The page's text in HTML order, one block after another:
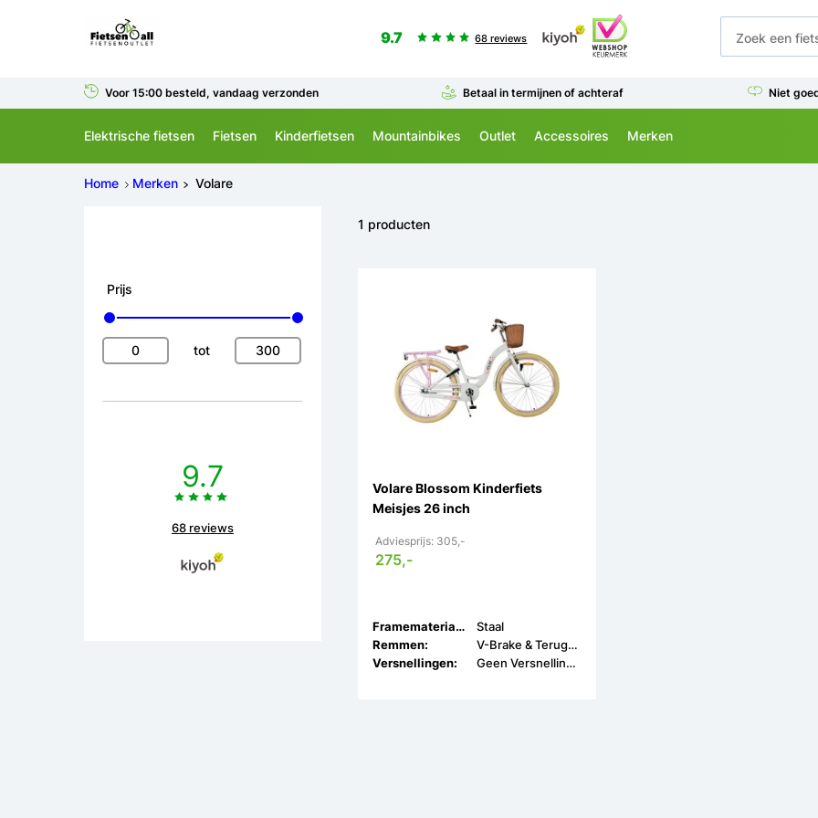
9.7 68 reviews
Voor 15:00 besteld, vandaag verzonden Betaal in termijnen of achteraf Niet
Elektrische fietsen Fietsen Kinderfietsen Mountainbikes Outlet Accessoires Merken
Home Merken Volare
Prijs
tot
9.7
68 reviews
1 producten
Volare Blossom Kinderfiets
Meisjes 26 inch
Adviesprijs: 305,-
275,-
Framemateriaal:
Staal
Remmen:
V-Brake & Terugtrap
Versnellingen:
Geen Versnellingen